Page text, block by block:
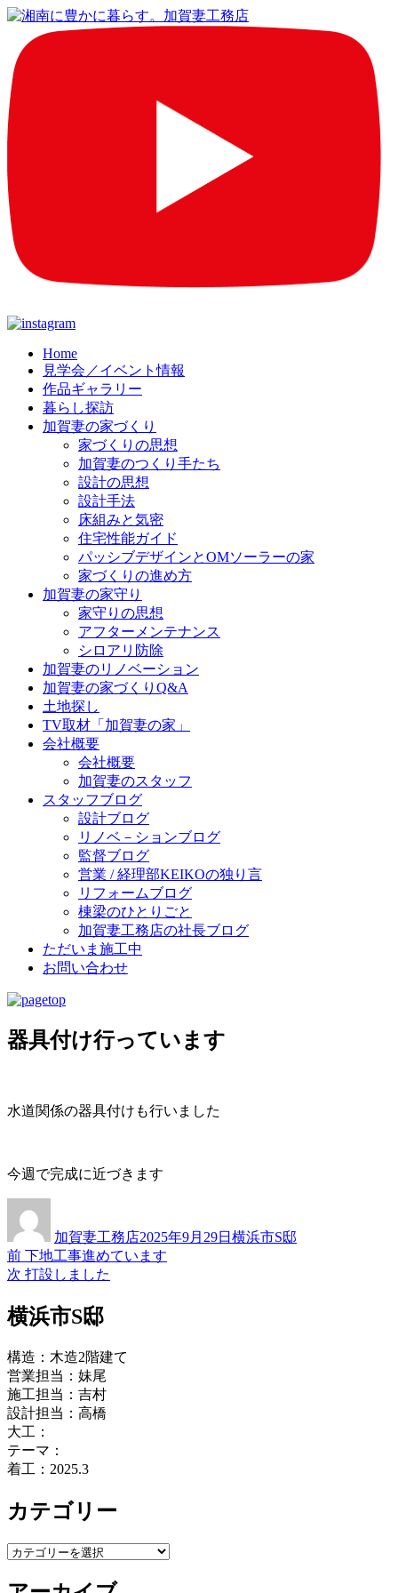
Home
見学会／イベント情報
作品ギャラリー
暮らし探訪
加賀妻の家づくり
家づくりの思想
加賀妻のつくり手たち
設計の思想
設計手法
床組みと気密
住宅性能ガイド
パッシブデザインとOMソーラーの家
家づくりの進め方
加賀妻の家守り
家守りの思想
アフターメンテナンス
シロアリ防除
加賀妻のリノベーション
加賀妻の家づくりQ&A
土地探し
TV取材「加賀妻の家」
会社概要
会社概要
加賀妻のスタッフ
スタッフブログ
設計ブログ
リノベ－ションブログ
監督ブログ
営業 / 経理部KEIKOの独り言
リフォームブログ
棟梁のひとりごと
加賀妻工務店の社長ブログ
ただいま施工中
お問い合わせ
器具付け行っています
水道関係の器具付けも行いました
今週で完成に近づきます
者加賀妻工務店日:
2025年9月29日ゴ
横浜市S邸
投
稿
ナ
ビ
ゲ
ー
シ
ョ
前 過
去
投
稿:
下地工事進めています
次 次
投
稿:
打設しました
横浜市S邸
構造：木造2階建て
営業担当：妹尾
施工担当：吉村
設計担当：高橋
大工：
テーマ：
着工：2025.3
カテゴリー
カ
ゴ